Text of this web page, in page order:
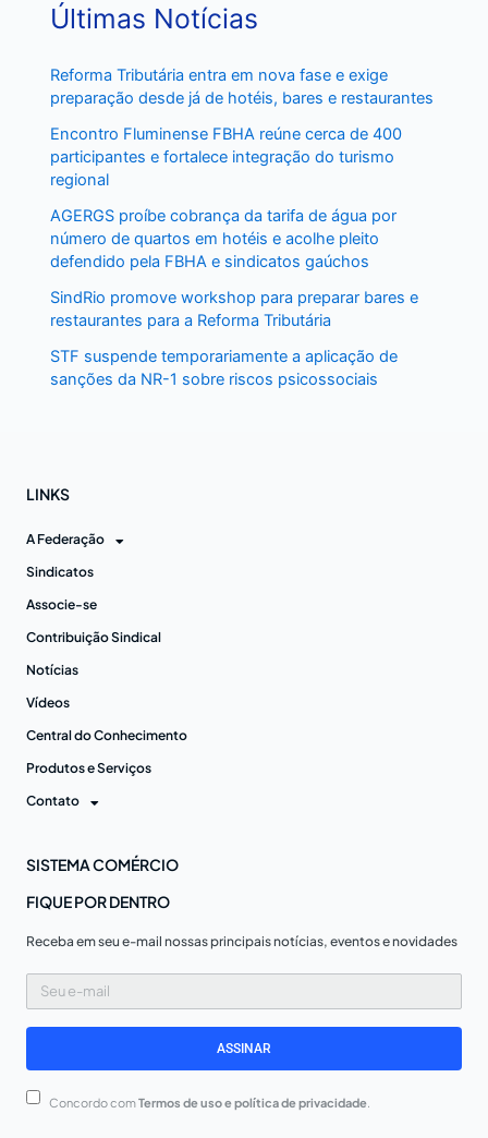
Últimas Notícias
Reforma Tributária entra em nova fase e exige
preparação desde já de hotéis, bares e restaurantes
Encontro Fluminense FBHA reúne cerca de 400
participantes e fortalece integração do turismo
regional
AGERGS proíbe cobrança da tarifa de água por
número de quartos em hotéis e acolhe pleito
defendido pela FBHA e sindicatos gaúchos
SindRio promove workshop para preparar bares e
restaurantes para a Reforma Tributária
STF suspende temporariamente a aplicação de
sanções da NR-1 sobre riscos psicossociais
LINKS
A Federação
Sindicatos
Associe-se
Contribuição Sindical
Notícias
Vídeos
Central do Conhecimento
Produtos e Serviços
Contato
SISTEMA COMÉRCIO
FIQUE POR DENTRO
Receba em seu e-mail nossas principais notícias, eventos e novidades
Seu
e-
ASSINAR
Concordo comTermos de uso e política de privacidade